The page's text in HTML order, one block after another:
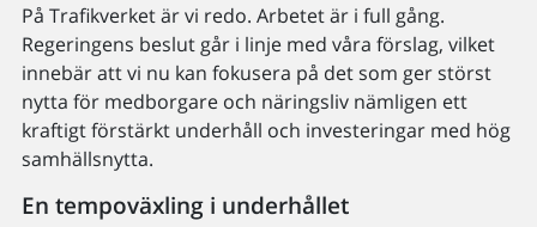
På Trafikverket är vi redo. Arbetet är i full gång.
Regeringens beslut går i linje med våra förslag, vilket
innebär att vi nu kan fokusera på det som ger störst
nytta för medborgare och näringsliv nämligen ett
kraftigt förstärkt underhåll och investeringar med hög
samhällsnytta.
En tempoväxling i underhållet